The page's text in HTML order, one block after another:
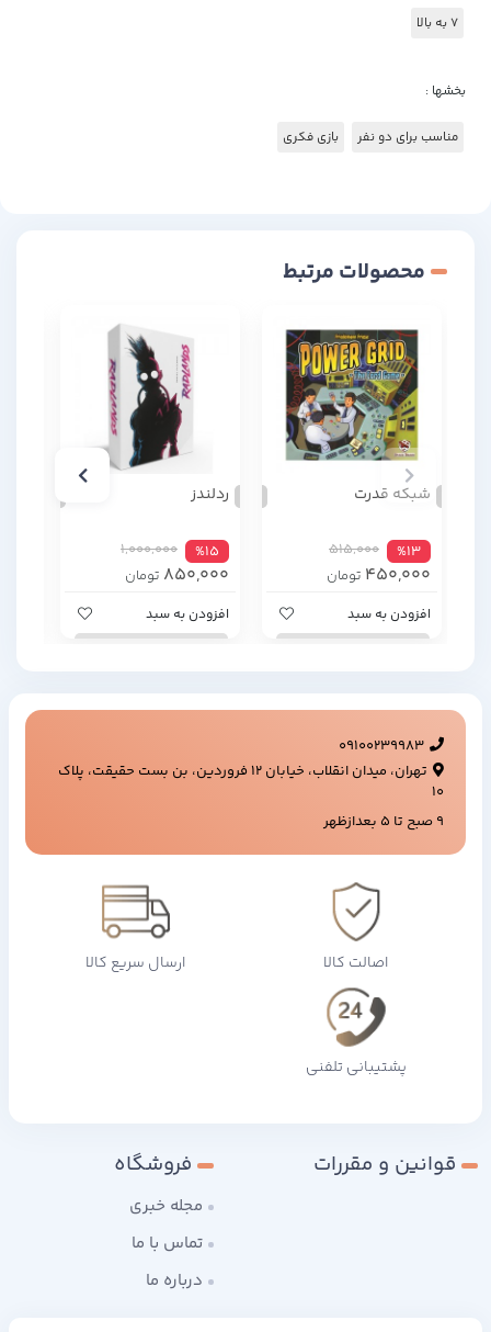
7 به بالا
بخشها :
مناسب برای دو نفر بازی فکری
محصولات مرتبط
شبکه قدرت
%13
515,000
450,000 تومان
افزودن به سبد
ردلندز
%15
1,000,000
850,000 تومان
افزودن به سبد
09100239983
تهران، میدان انقلاب، خیابان ۱۲ فروردین، بن بست حقیقت، پلاک
۱۰
9 صبح تا 5 بعدازظهر
اصالت کالا ارسال سریع کالا
پشتیبانی تلفنی
قوانین و مقررات فروشگاه
مجله خبری
تماس با ما
درباره ما